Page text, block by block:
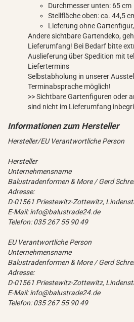
Durchmesser unten: 65 cm
Stellfläche oben: ca. 44,5
Lieferung ohne
Andere sichtbare Gartendeko,
Lieferumfang! Bei Bedarf bitte
Auslieferung über Spedition mit
Liefertermins
Selbstabholung in unserer
Terminabsprache möglich!
>> Sichtbare Gartenfiguren oder
sind nicht im Lieferumfang
Hersteller/EU Verantwortliche Person
Hersteller
Unternehmensname
Balustradenformen & More / Gerd
Adresse:
D-01561 Priestewitz-Zottewitz,
E-Mail: info@balustrade24.de
Telefon: 035 267 55 90 49
EU Verantwortliche Person
Unternehmensname
Balustradenformen & More / Gerd
Adresse:
D-01561 Priestewitz-Zottewitz,
E-Mail: info@balustrade24.de
Telefon: 035 267 55 90 49